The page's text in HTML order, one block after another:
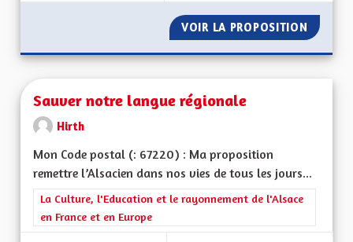
VOIR LA PROPOSITION PRISE
Sauver notre langue régionale
Hirth
Mon Code postal (: 67220) : Ma proposition
remettre l’Alsacien dans nos vies de tous les jours...
Filtrer les résultats de la catégorie : La Culture, l'Education et
La Culture, l'Education et le rayonnement de l'Alsace
en France et en Europe